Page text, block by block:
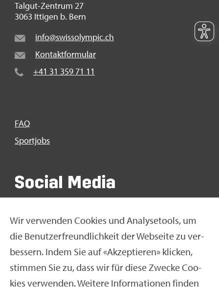
Wir ver­wen­den Coo­kies und Ana­ly­se­tools, um
die Be­nut­zer­freund­lich­keit der Web­sei­te zu ver­
bes­sern. Indem Sie auf «Ak­zep­tie­ren» kli­cken,
stim­men Sie zu, dass wir für diese Zwe­cke Coo­
kies ver­wen­den. Wei­te­re In­for­ma­tio­nen fin­den
Tal­gut-Zen­trum 27
3063 It­ti­gen b. Bern
info@​swi​ssol​ympi​c.​ch
Kon­takt­for­mu­lar
+41 31 359 71 11
FAQ
Sport­jobs
So­ci­al Media